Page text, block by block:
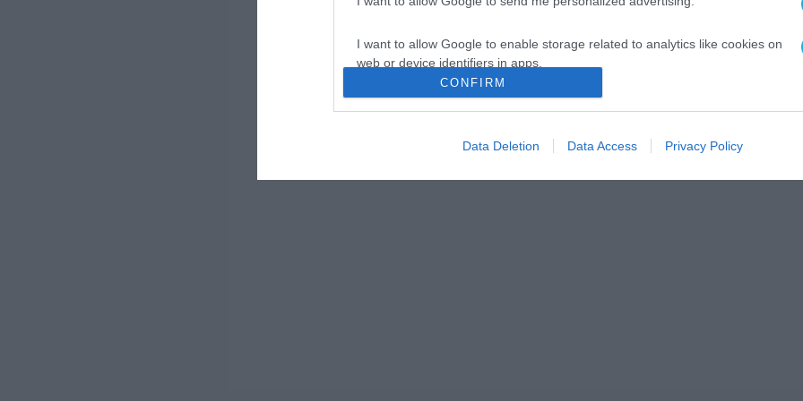
I want to allow Google to enable storage related to analytics like cookies on
web or device identifiers in apps.
I want to allow Google to enable storage related to functionality of the website
I want to allow Google to enable storage related to personalization.
CONFIRM
Data Deletion Data Access Privacy Policy